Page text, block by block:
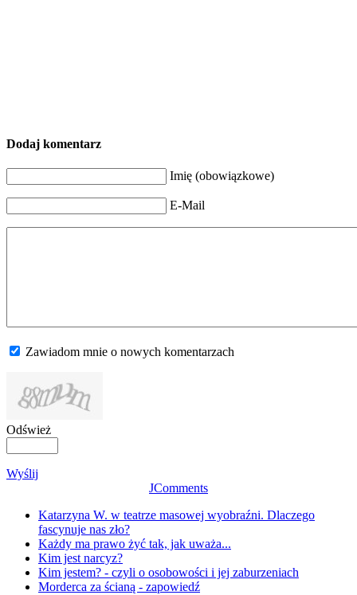
Dodaj komentarz
Imię (obowiązkowe)
E-Mail
Zawiadom mnie o nowych komentarzach
Odśwież
Wyślij
JComments
Katarzyna W. w teatrze masowej wyobraźni. Dlaczego
fascynuje nas zło?
Każdy ma prawo żyć tak, jak uważa...
Kim jest narcyz?
Kim jestem? - czyli o osobowości i jej zaburzeniach
Morderca za ścianą - zapowiedź